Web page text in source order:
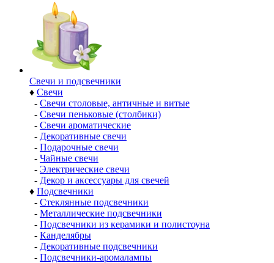
Свечи и подсвечники
♦ Свечи
- Свечи столовые, античные и витые
- Свечи пеньковые (столбики)
- Свечи ароматические
- Декоративные свечи
- Подарочные свечи
- Чайные свечи
- Электрические свечи
- Декор и аксессуары для свечей
♦ Подсвечники
- Стеклянные подсвечники
- Металлические подсвечники
- Подсвечники из керамики и полистоуна
- Канделябры
- Декоративные подсвечники
- Подсвечники-аромалампы